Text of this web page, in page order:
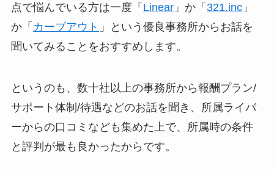
点で悩んでいる方は一度「 Linear」か「 321.inc」
か「 カーブアウト 」という優良事務所からお話を
聞いてみることをおすすめします。
というのも、数十社以上の事務所から報酬プラン/
サポート体制/待遇などのお話を聞き、所属ライバ
ーからの口コミなども集めた上で、所属時の条件
と評判が最も良かったからです。